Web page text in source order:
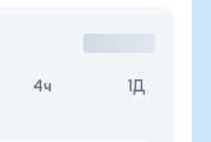
4ч 1Д